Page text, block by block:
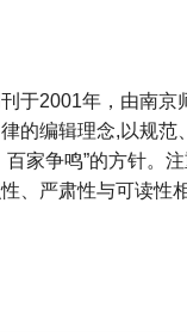
于2001年，由南京
的编辑理念,以规
家争鸣”的方针。
、严肃性与可读性